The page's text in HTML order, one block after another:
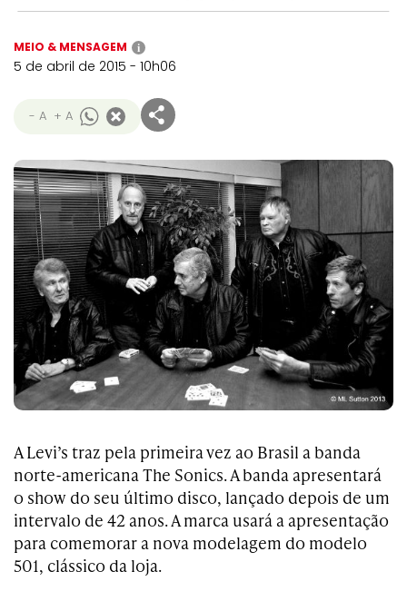
MEIO & MENSAGEM i
5 de abril de 2015 - 10h06
- A + A
A Levi’s traz pela primeira vez ao Brasil a banda
norte-americana The Sonics. A banda apresentará
o show do seu último disco, lançado depois de um
intervalo de 42 anos. A marca usará a apresentação
para comemorar a nova modelagem do modelo
501, clássico da loja.